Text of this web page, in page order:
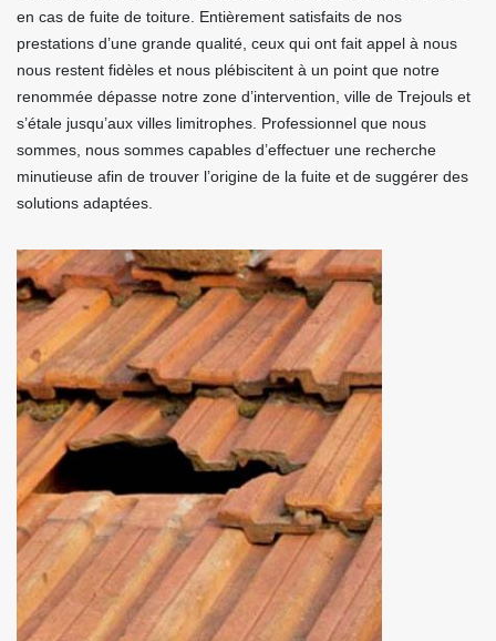
en cas de fuite de toiture. Entièrement satisfaits de nos
prestations d’une grande qualité, ceux qui ont fait appel à nous
nous restent fidèles et nous plébiscitent à un point que notre
renommée dépasse notre zone d’intervention, ville de Trejouls et
s’étale jusqu’aux villes limitrophes. Professionnel que nous
sommes, nous sommes capables d’effectuer une recherche
minutieuse afin de trouver l’origine de la fuite et de suggérer des
solutions adaptées.